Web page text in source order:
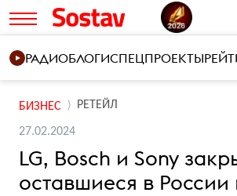
РАДИОБЛОГИСПЕЦПРОЕКТЫ
БИЗНЕС РЕТЕЙЛ
27.02.2024
LG, Bosch и Sony
оставшиеся в